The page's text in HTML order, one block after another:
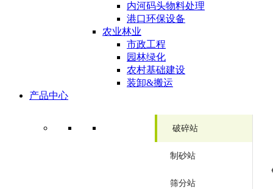
内河码头物料处理
港口环保设备
农业林业
市政工程
园林绿化
农村基础建设
装卸&搬运
产品中心
破碎站
制砂站
筛分站